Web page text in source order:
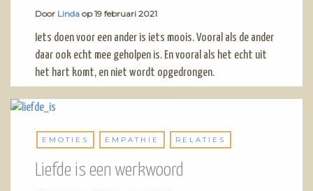
Door Linda op19 februari 2021
Iets doen voor een ander is iets moois. Vooral als de ander
daar ook echt mee geholpen is. En vooral als het echt uit
het hart komt, en niet wordt opgedrongen.
EMOTIES EMPATHIE RELATIES
Liefde is een werkwoord